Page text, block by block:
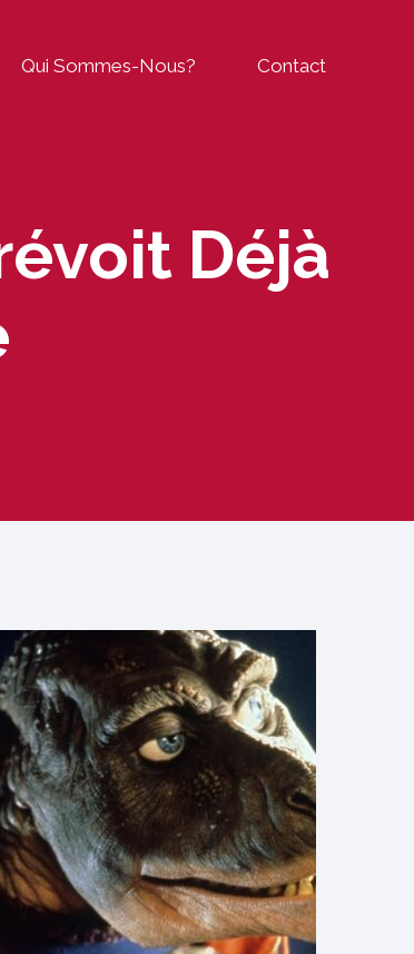
Qui Sommes-Nous? Contact
Déjà